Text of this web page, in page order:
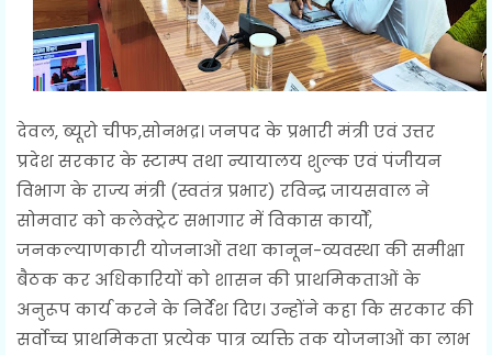
देवल, ब्यूरो चीफ,सोनभद्र। जनपद के प्रभारी मंत्री एवं उत्तर
प्रदेश सरकार के स्टाम्प तथा न्यायालय शुल्क एवं पंजीयन
विभाग के राज्य मंत्री (स्वतंत्र प्रभार) रविन्द्र जायसवाल ने
सोमवार को कलेक्ट्रेट सभागार में विकास कार्यों,
जनकल्याणकारी योजनाओं तथा कानून-व्यवस्था की समीक्षा
बैठक कर अधिकारियों को शासन की प्राथमिकताओं के
अनुरूप कार्य करने के निर्देश दिए। उन्होंने कहा कि सरकार की
सर्वोच्च प्राथमिकता प्रत्येक पात्र व्यक्ति तक योजनाओं का लाभ